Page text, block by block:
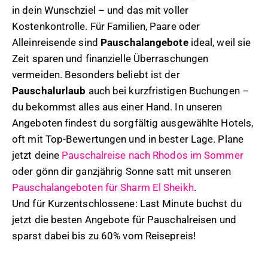
in dein Wunschziel – und das mit voller
Kostenkontrolle. Für Familien, Paare oder
Alleinreisende sind Pauschalangeboteideal, weil sie
Zeit sparen und finanzielle Überraschungen
vermeiden. Besonders beliebt ist der
Pauschalurlaub auch bei kurzfristigen Buchungen –
du bekommst alles aus einer Hand. In unseren
Angeboten findest du sorgfältig ausgewählte Hotels,
oft mit Top-Bewertungen und in bester Lage. Plane
jetzt deine Pauschalreise nach Rhodos im Sommer
oder gönn dir ganzjährig Sonne satt mit unseren
Pauschalangeboten für Sharm El Sheikh.
Und für Kurzentschlossene: Last Minute buchst du
jetzt die besten Angebote für Pauschalreisen und
sparst dabei bis zu 60% vom Reisepreis!